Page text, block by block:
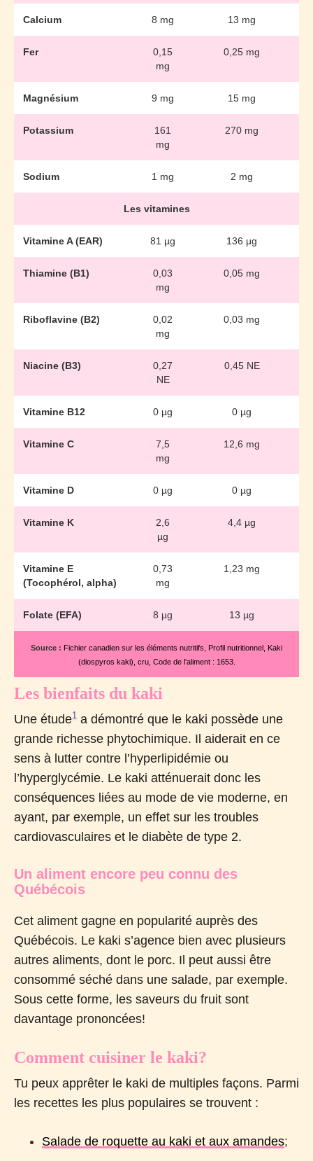
Calcium 8 mg 13 mg
Fer
0,15
mg
0,25 mg
Magnésium 9 mg 15 mg
Potassium
161
mg
270 mg
Sodium 1 mg 2 mg
Les vitamines
Vitamine A (EAR) 81 µg 136 µg
Thiamine (B1)
0,03
mg
0,05 mg
Riboflavine (B2)
0,02
mg
0,03 mg
Niacine (B3)
0,27
NE
0,45 NE
Vitamine B12 0 µg 0 µg
Vitamine C
7,5
mg
12,6 mg
Vitamine D 0 µg 0 µg
Vitamine K
2,6
µg
4,4 µg
Vitamine E
(Tocophérol, alpha)
0,73
mg
1,23 mg
Folate (EFA) 8 µg 13 µg
Source : Fichier canadien sur les éléments nutritifs, Profil nutritionnel, Kaki
(diospyros kaki), cru, Code de l'aliment : 1653.
Les bienfaits du kaki
Une étude1 a démontré que le kaki possède une
grande richesse phytochimique. Il aiderait en ce
sens à lutter contre l’hyperlipidémie ou
l’hyperglycémie. Le kaki atténuerait donc les
conséquences liées au mode de vie moderne, en
ayant, par exemple, un effet sur les troubles
cardiovasculaires et le diabète de type 2.
Un aliment encore peu connu des
Québécois
Cet aliment gagne en popularité auprès des
Québécois. Le kaki s’agence bien avec plusieurs
autres aliments, dont le porc. Il peut aussi être
consommé séché dans une salade, par exemple.
Sous cette forme, les saveurs du fruit sont
davantage prononcées!
Comment cuisiner le kaki?
Tu peux apprêter le kaki de multiples façons. Parmi
les recettes les plus populaires se trouvent :
Salade de roquette au kaki et aux amandes;